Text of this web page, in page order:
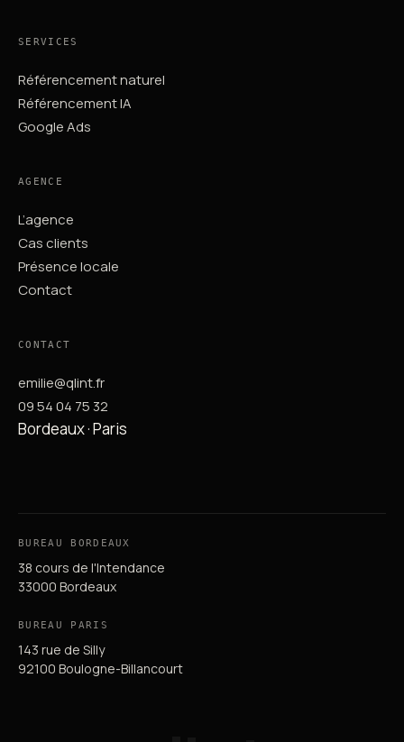
SERVICES
Référencement naturel
Référencement IA
Google Ads
AGENCE
L’agence
Cas clients
Présence locale
Contact
CONTACT
emilie@qlint.fr
09 54 04 75 32
Bordeaux · Paris
BUREAU BORDEAUX
38 cours de l'Intendance
33000 Bordeaux
BUREAU PARIS
143 rue de Silly
92100 Boulogne-Billancourt